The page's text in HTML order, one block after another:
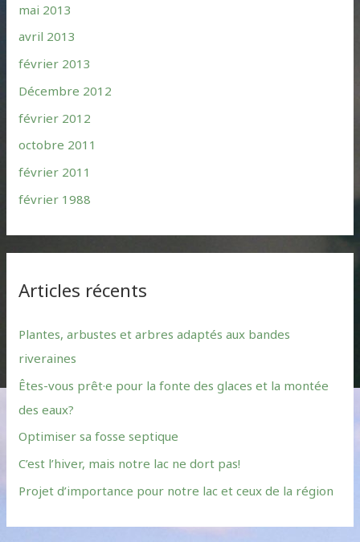
mai 2013
avril 2013
février 2013
Décembre 2012
février 2012
octobre 2011
février 2011
février 1988
Articles récents
Plantes, arbustes et arbres adaptés aux bandes
riveraines
Êtes-vous prêt·e pour la fonte des glaces et la montée
des eaux?
Optimiser sa fosse septique
C’est l’hiver, mais notre lac ne dort pas!
Projet d’importance pour notre lac et ceux de la région